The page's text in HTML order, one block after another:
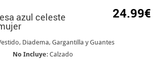
azul celeste 24.99€
Diadema, Gargantilla y Guantes
No Incluye: Calzado